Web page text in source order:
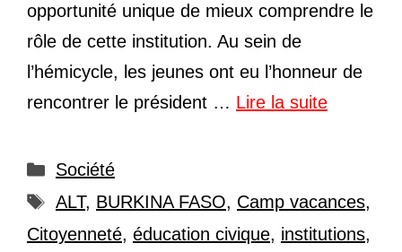
opportunité unique de mieux comprendre le
rôle de cette institution. Au sein de
l’hémicycle, les jeunes ont eu l’honneur de
rencontrer le président … Lire la suite
Catégories
Société
Étiquettes
ALT, BURKINA FASO, Camp vacances,
Citoyenneté, éducation civique, institutions,